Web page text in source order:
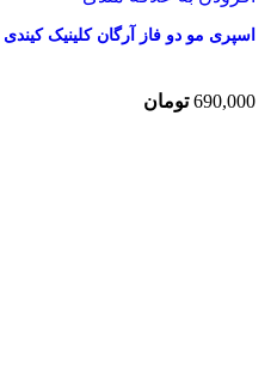
اسپری مو دو فاز آرگان کلینیک کیندی 400 میل
690,000 تومان